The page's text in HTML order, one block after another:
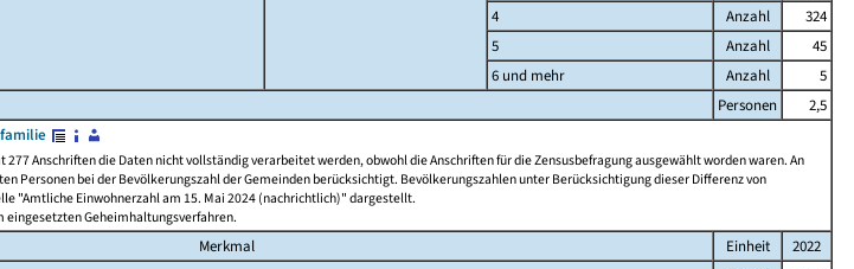
4
Anzahl
324
5
Anzahl
45
6 und mehr
Anzahl
5
Personen
2,5
Anschriften die Daten nicht vollständig verarbeitet werden, obwohl die Anschriften für die Zensusbefragung ausgewählt worden waren. An
Personen bei der Bevölkerungszahl der Gemeinden berücksichtigt. Bevölkerungszahlen unter Berücksichtigung dieser Differenz von
"Amtliche Einwohnerzahl am 15. Mai 2024 (nachrichtlich)" dargestellt.
eingesetzten Geheimhaltungsverfahren.
Merkmal Einheit
2022